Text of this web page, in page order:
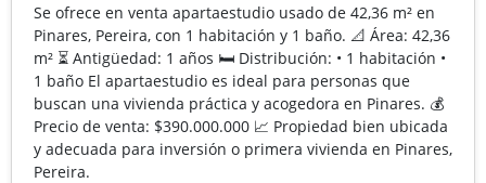
Se ofrece en venta apartaestudio usado de 42,36 m² en
Pinares, Pereira, con 1 habitación y 1 baño. 📐 Área: 42,36
m² ⏳ Antigüedad: 1 años 🛏️ Distribución: • 1 habitación •
1 baño El apartaestudio es ideal para personas que
buscan una vivienda práctica y acogedora en Pinares. 💰
Precio de venta: $390.000.000 📈 Propiedad bien ubicada
y adecuada para inversión o primera vivienda en Pinares,
Pereira.